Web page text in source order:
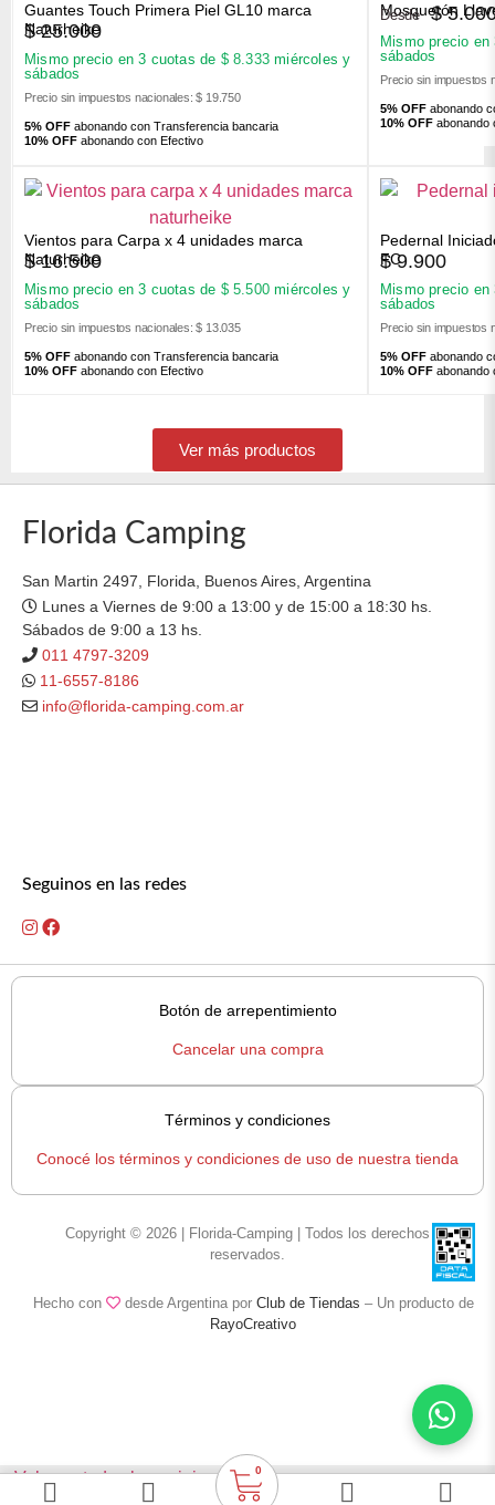
Guantes Touch Primera Piel GL10 marca
Naturheike
$25.000
Mismo precio en 3 cuotas de $8.333 miércoles y
sábados
Precio sin impuestos nacionales: $ 19.750
5% OFF abonando con Transferencia bancaria
10% OFF abonando con Efectivo
Mosquetón
Desde $
Mismo precio
sábados
Precio sin impuestos
5% OFF abonando
10% OFF abonando
Vientos para Carpa x 4 unidades marca
Naturheike
$16.500
Mismo precio en 3 cuotas de $5.500 miércoles y
sábados
Precio sin impuestos nacionales: $ 13.035
5% OFF abonando con Transferencia bancaria
10% OFF abonando con Efectivo
Pedernal
FC
$9.900
Mismo precio
sábados
Precio sin impuestos
5% OFF abonando
10% OFF abonando
Ver más productos
0
Florida Camping
San Martin 2497, Florida, Buenos Aires, Argentina
Lunes a Viernes de 9:00 a 13:00 y de 15:00 a 18:30 hs.
Sábados de 9:00 a 13 hs.
011 4797-3209
11-6557-8186
info@florida-camping.com.ar
Seguinos en las redes
Botón de arrepentimiento
Cancelar una compra
Términos y condiciones
Conocé los términos y condiciones de uso de nuestra tienda
Copyright © 2026 | Florida-Camping | Todos los derechos
reservados.
Hecho con desde Argentina por Club de Tiendas – Un producto de
RayoCreativo
< Volver a todas las opiniones